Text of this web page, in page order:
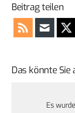
Beitrag teilen
Das könnte Sie
Es